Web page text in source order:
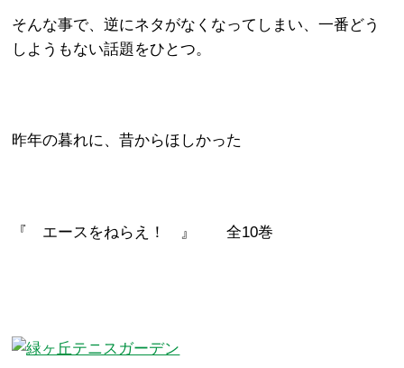
そんな事で、逆にネタがなくなってしまい、一番どう
しようもない話題をひとつ。
昨年の暮れに、昔からほしかった
『 エースをねらえ！ 』 全10巻